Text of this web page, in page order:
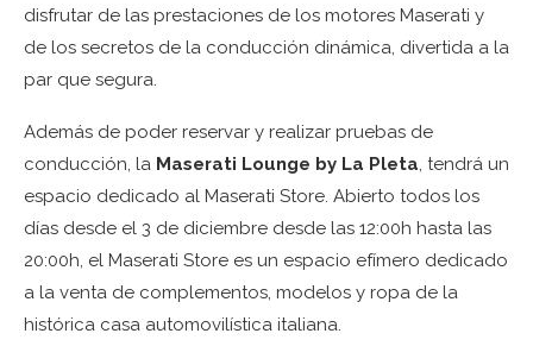
disfrutar de las prestaciones de los motores Maserati y
de los secretos de la conducción dinámica, divertida a la
par que segura.
Además de poder reservar y realizar pruebas de
conducción, la Maserati Lounge by La Pleta, tendrá un
espacio dedicado al Maserati Store. Abierto todos los
días desde el 3 de diciembre desde las 12:00h hasta las
20:00h, el Maserati Store es un espacio efímero dedicado
a la venta de complementos, modelos y ropa de la
histórica casa automovilística italiana.